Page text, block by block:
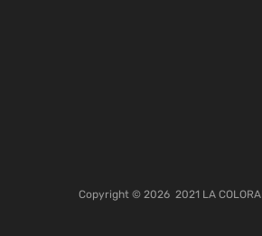
Copyright © 2026 2021 LA